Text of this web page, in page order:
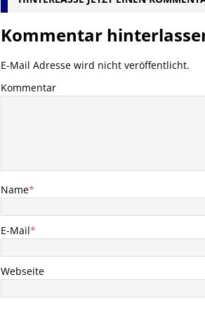
Kommentar
E-Mail Adresse wird nicht veröffentlicht.
Kommentar
Name*
E-Mail*
Webseite